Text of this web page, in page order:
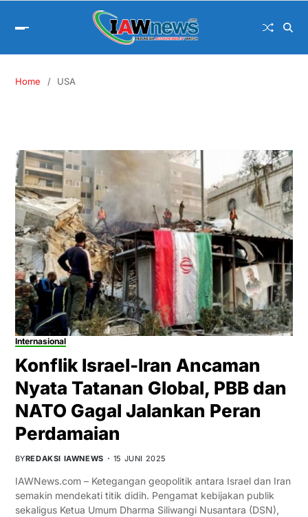
Home USA
Internasional
Konflik Israel-Iran Ancaman
Nyata Tatanan Global, PBB dan
NATO Gagal Jalankan Peran
Perdamaian
BYREDAKSI IAWNEWS 15 JUNI 2025
IAWNews.com – Ketegangan geopolitik antara Israel dan Iran
semakin mendekati titik didih. Pengamat kebijakan publik
sekaligus Ketua Umum Dharma Siliwangi Nusantara (DSN),